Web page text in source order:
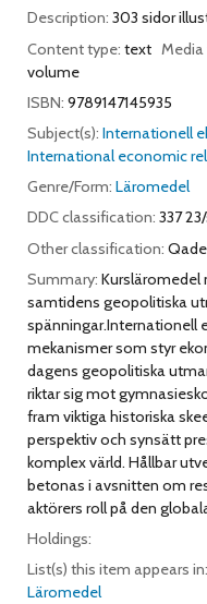
Description: 303 sidor
Content type: text Media
volume
ISBN: 9789147145935
Subject(s): Internationell
International economic
Genre/Form: Läromedel
DDC classification: 337
Other classification: Qade
Summary: Kursläromedel
samtidens geopolitiska
spänningar.Internationell
mekanismer som styr
dagens geopolitiska
riktar sig mot
fram viktiga historiska
perspektiv och synsätt
komplex värld. Hållbar
betonas i avsnitten om
aktörers roll på den
Holdings:
List(s) this item appears in:
Läromedel